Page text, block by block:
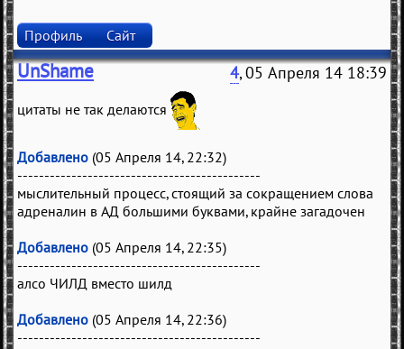
Профиль Сайт
UnShame 4, 05 Апреля 14 18:39
цитаты не так делаются
Добавлено (05 Апреля 14, 22:32)
---------------------------------------------
мыслительный процесс, стоящий за сокращением слова
адреналин в АД большими буквами, крайне загадочен
Добавлено (05 Апреля 14, 22:35)
---------------------------------------------
алсо ЧИЛД вместо шилд
Добавлено (05 Апреля 14, 22:36)
---------------------------------------------